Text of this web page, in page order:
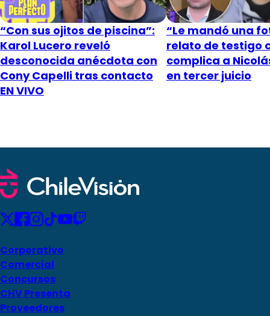
“Con sus ojitos de piscina”:
Karol Lucero reveló
desconocida anécdota con
Cony Capelli tras contacto
EN VIVO
“Le mandó una
relato de testigo
complica a
en tercer juicio
Corporativo
Comercial
Concursos
CHV Presenta
Proveedores